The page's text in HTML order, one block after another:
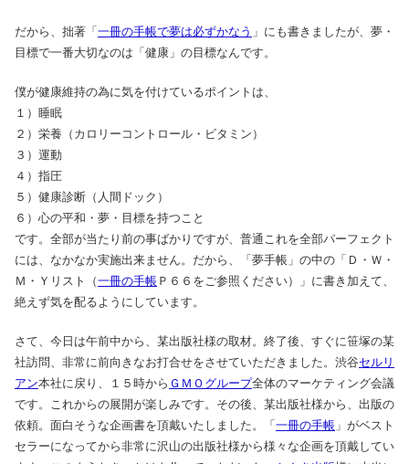
だから、拙著「 一冊の手帳で夢は必ずかなう 」にも書きましたが、夢・
目標で一番大切なのは「健康」の目標なんです。
僕が健康維持の為に気を付けているポイントは、
１）睡眠
２）栄養（カロリーコントロール・ビタミン）
３）運動
４）指圧
５）健康診断（人間ドック）
６）心の平和・夢・目標を持つこと
です。全部が当たり前の事ばかりですが、普通これを全部パーフェクト
には、なかなか実施出来ません。だから、「夢手帳」の中の「Ｄ・Ｗ・
Ｍ・Ｙリスト（一冊の手帳 Ｐ６６をご参照ください）」に書き加えて、
絶えず気を配るようにしています。
さて、今日は午前中から、某出版社様の取材。終了後、すぐに笹塚の某
社訪問、非常に前向きなお打合せをさせていただきました。渋谷セルリ
アン本社に戻り、１５時から ＧＭＯグループ全体のマーケティング会議
です。これからの展開が楽しみです。その後、某出版社様から、出版の
依頼。面白そうな企画書を頂戴いたしました。「 一冊の手帳 」がベスト
セラーになってから非常に沢山の出版社様から様々な企画を頂戴してい